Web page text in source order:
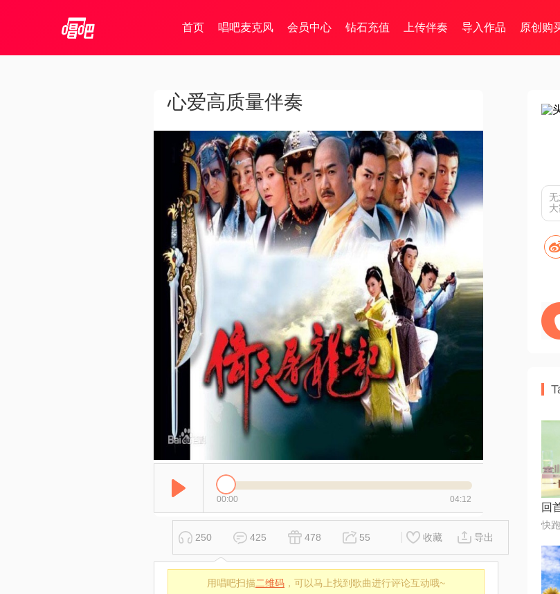
首页 唱吧麦克风 会员中心 钻石充值 上传伴奏 导入作品 原创购
心爱高质量伴奏
00:00 04:12
250 425 478 55 收藏 导出
用唱吧扫描二维码 ，可以马上找到歌曲进行评论互动哦~
大
回
快